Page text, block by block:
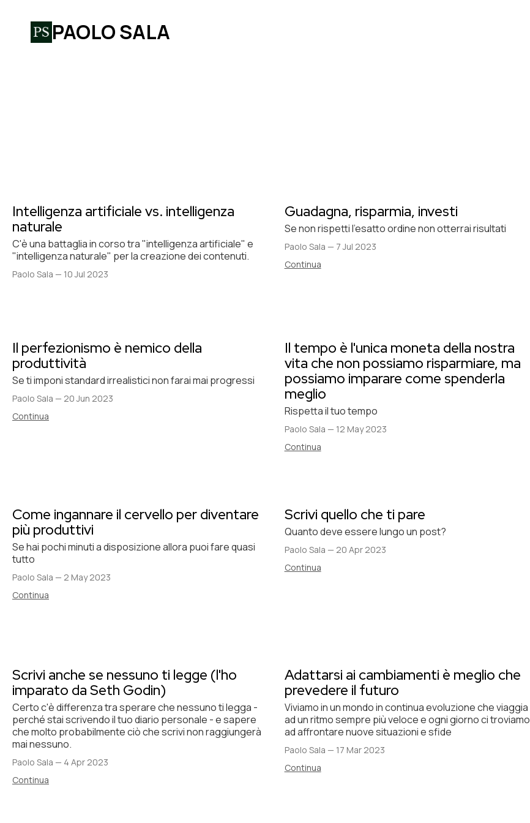
PAOLO SALA
Intelligenza artificiale vs. intelligenza
naturale
C'è una battaglia in corso tra "intelligenza artificiale" e
"intelligenza naturale" per la creazione dei contenuti.
Paolo Sala — 10 Jul 2023
Guadagna, risparmia, investi
Se non rispetti l'esatto ordine non otterrai risultati
Paolo Sala — 7 Jul 2023
Continua
Il perfezionismo è nemico della
produttività
Se ti imponi standard irrealistici non farai mai progressi
Paolo Sala — 20 Jun 2023
Continua
Il tempo è l'unica moneta della nostra
vita che non possiamo risparmiare, ma
possiamo imparare come spenderla
meglio
Rispetta il tuo tempo
Paolo Sala — 12 May 2023
Continua
Come ingannare il cervello per diventare
più produttivi
Se hai pochi minuti a disposizione allora puoi fare quasi
tutto
Paolo Sala — 2 May 2023
Continua
Scrivi quello che ti pare
Quanto deve essere lungo un post?
Paolo Sala — 20 Apr 2023
Continua
Scrivi anche se nessuno ti legge (l'ho
imparato da Seth Godin)
Certo c'è differenza tra sperare che nessuno ti legga -
perché stai scrivendo il tuo diario personale - e sapere
che molto probabilmente ciò che scrivi non raggiungerà
mai nessuno.
Paolo Sala — 4 Apr 2023
Continua
Adattarsi ai cambiamenti è meglio che
prevedere il futuro
Viviamo in un mondo in continua evoluzione che viaggia
ad un ritmo sempre più veloce e ogni giorno ci troviamo
ad affrontare nuove situazioni e sfide
Paolo Sala — 17 Mar 2023
Continua